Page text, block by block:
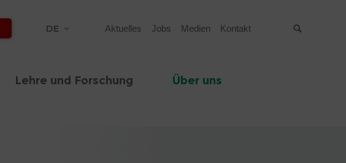
DE Aktuelles Jobs Medien Kontakt
Lehre und Forschung Über uns